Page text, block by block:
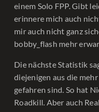
einem Solo FPP. Gibt
erinnere mich auch
mir auch nicht ganz
bobby_flash mehr
Die nächste Statistik
diejenigen aus die
gefahren sind. So hat
Roadkill. Aber auch